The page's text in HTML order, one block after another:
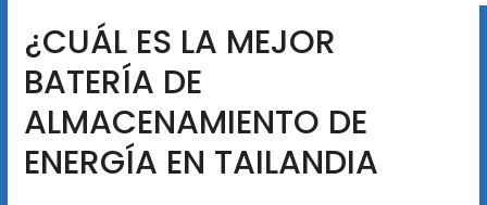
¿CUÁL ES LA MEJOR
BATERÍA DE
ALMACENAMIENTO DE
ENERGÍA EN TAILANDIA